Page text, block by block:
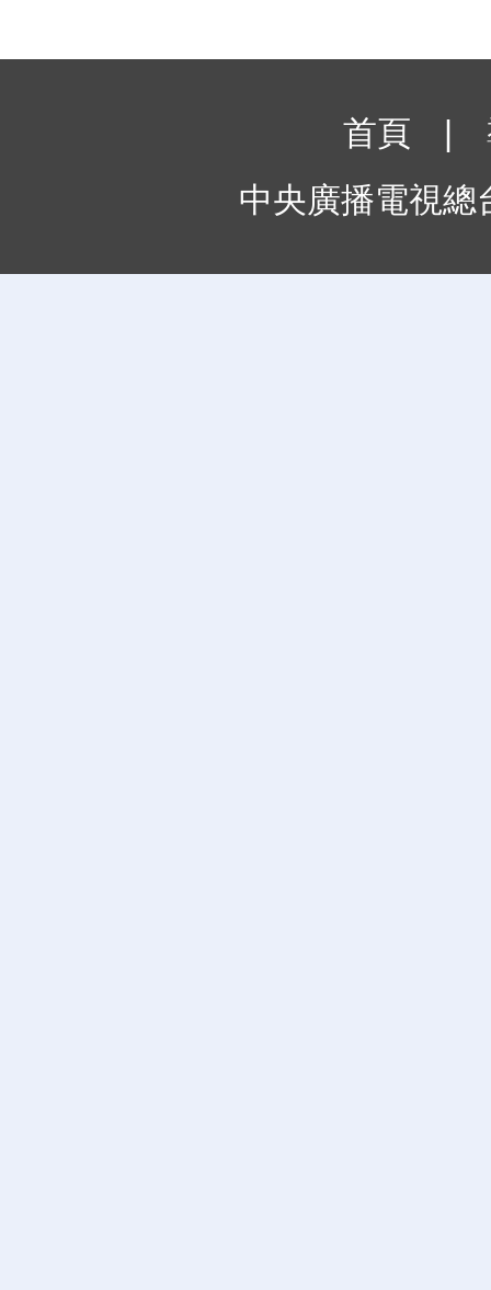
首頁
中央廣播電視總